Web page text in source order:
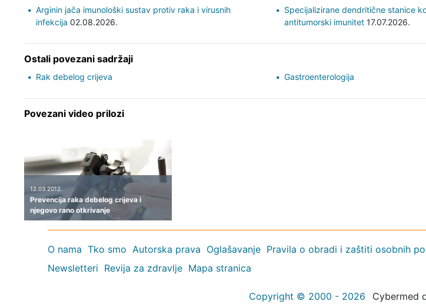
Arginin jača imunološki sustav protiv raka i virusnih
infekcija 02.08.2026.
Specijalizirane dendritične stanice
antitumorski imunitet 17.07.2026.
Ostali povezani sadržaji
Rak debelog crijeva Gastroenterologija
Povezani video prilozi
12.03.2012.
Prevencija raka debelog crijeva i
njegovo rano otkrivanje
O nama Tko smo Autorska prava Oglašavanje Pravila o obradi i zaštiti osobnih
Newsletteri Revija za zdravlje Mapa stranica
Copyright © 2000 - 2026 Cybermed